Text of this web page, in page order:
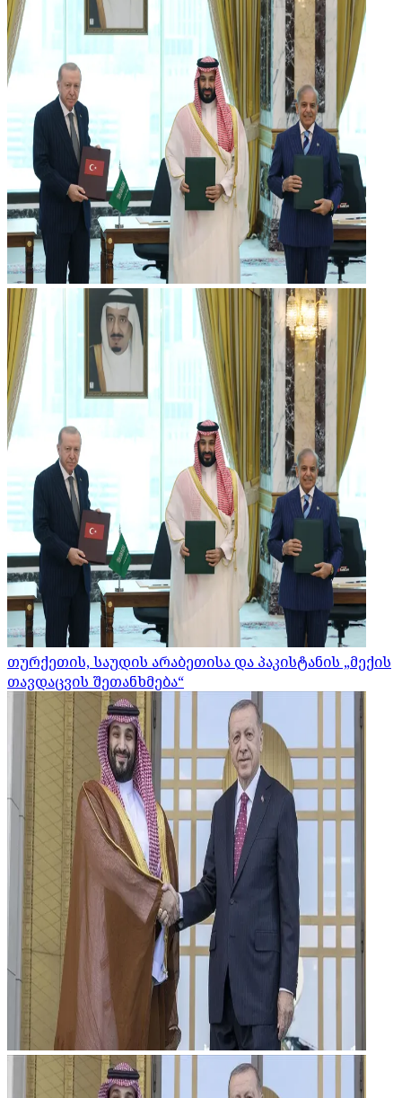
თურქეთის, საუდის არაბეთისა და პაკისტანის „მექის
თავდაცვის შეთანხმება“